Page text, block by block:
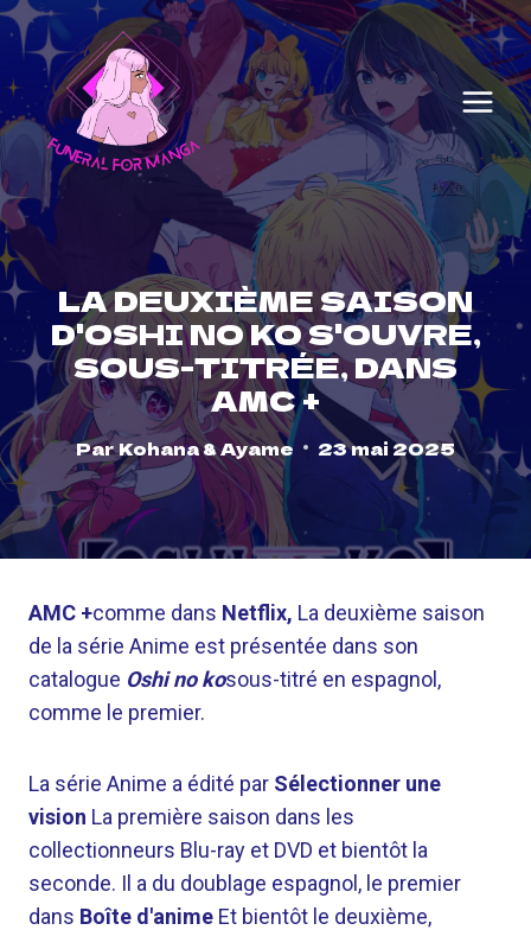
Skip
content
LA DEUXIÈME SAISON
D'OSHI NO KO S'OUVRE,
SOUS-TITRÉE, DANS
AMC +
Par Kohana & Ayame 23 mai 2025
AMC +comme dans Netflix, La deuxième saison
de la série Anime est présentée dans son
catalogue Oshi no kosous-titré en espagnol,
comme le premier.
La série Anime a édité par Sélectionner une
vision La première saison dans les
collectionneurs Blu-ray et DVD et bientôt la
seconde. Il a du doublage espagnol, le premier
dans Boîte d'anime Et bientôt le deuxième,